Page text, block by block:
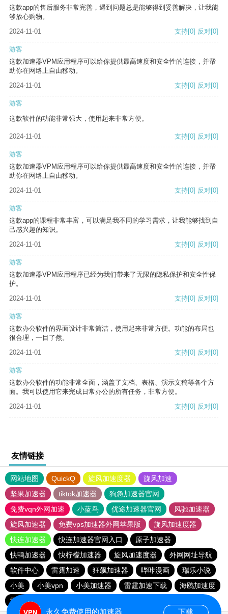
这款app的售后服务非常完善，遇到问题总是能够得到妥善解决，让我能
够放心购物。
2024-11-01
支持[0] 反对[0]
游客
这款加速器VPM应用程序可以给你提供最高速度和安全性的连接，并帮
助你在网络上自由移动。
2024-11-01
支持[0] 反对[0]
游客
这款软件的功能非常强大，使用起来非常方便。
2024-11-01 支持[0] 反对[0]
游客
这款加速器VPM应用程序可以给你提供最高速度和安全性的连接，并帮
助你在网络上自由移动。
2024-11-01
支持[0] 反对[0]
游客
这款app的课程非常丰富，可以满足我不同的学习需求，让我能够找到自
己感兴趣的知识。
2024-11-01
支持[0] 反对[0]
游客
这款加速器VPM应用程序已经为我们带来了无限的隐私保护和安全性保
护。
2024-11-01
支持[0] 反对[0]
游客
这款办公软件的界面设计非常简洁，使用起来非常方便。功能的布局也
很合理，一目了然。
2024-11-01
支持[0] 反对[0]
游客
这款办公软件的功能非常全面，涵盖了文档、表格、演示文稿等各个方
面。我可以使用它来完成日常办公的所有任务，非常方便。
2024-11-01
支持[0] 反对[0]
友情链接
网站地图 QuickQ 旋风加速度器
旋风加速
坚果加速器
tiktok加速器
狗急加速器官网
免费vqn外网加速
小蓝鸟 优途加速器官网
风驰加速器
旋风加速器
免费vps加速器外网苹果版
旋风加速度器
快连加速器
快连加速器官网入口
原子加速器
快鸭加速器
快柠檬加速器 旋风加速度器
外网网址导航
软件中心
雷霆加速 狂飙加速器 哔咔漫画
瑞乐小说
小美
小美vpn 小美加速器 雷霆加速下载
海鸥加速度
雷霆加速版ins
永久免费使用的加速器 下载